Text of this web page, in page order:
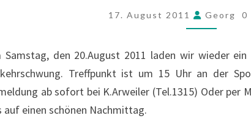
17. August 2011 Georg 0
Samstag, den 20.August 2011 laden wir wieder
Treffpunkt ist um 15 Uhr an der
ab sofort bei K.Arweiler (Tel.1315) Oder per
auf einen schönen Nachmittag.